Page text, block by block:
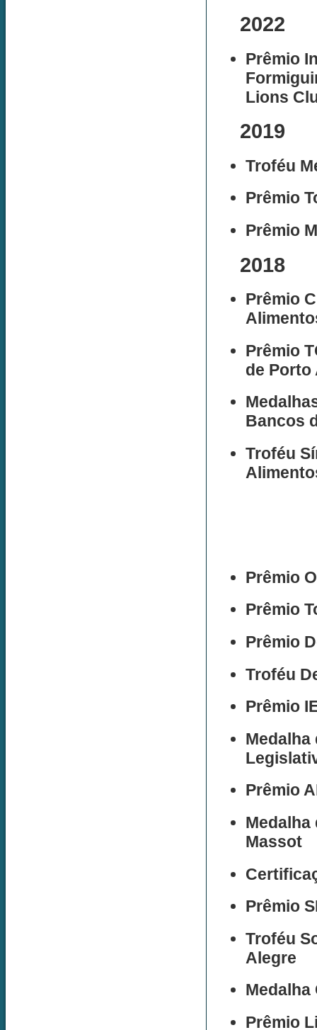
2022
Prêmio
Lions
2019
Troféu
Prêmio
Prêmio
2018
Prêmio
Prêmio
de Porto
Bancos
Troféu
Prêmio
Prêmio
Prêmio
Troféu
Prêmio
Medalha
Prêmio
Massot
Prêmio
Troféu
Alegre
Medalha
Prêmio